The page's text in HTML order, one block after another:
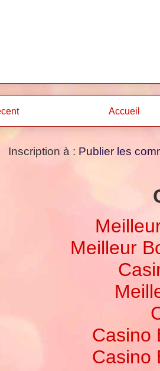
Accueil
Inscription à : Publier les
Meilleur
Casino
Casino